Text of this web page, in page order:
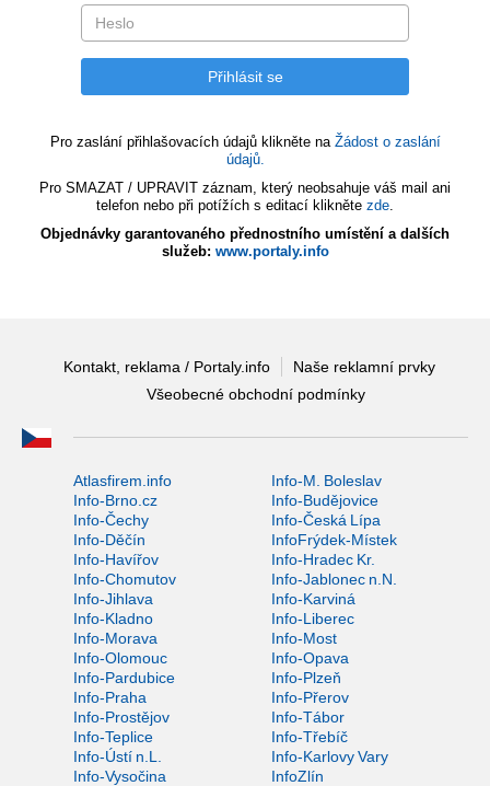
Pro zaslání přihlašovacích údajů klikněte na Žádost o zaslání
údajů.
Pro SMAZAT / UPRAVIT záznam, který neobsahuje váš mail ani
telefon nebo při potížích s editací klikněte zde.
Objednávky garantovaného přednostního umístění a dalších
služeb: www.portaly.info
Kontakt, reklama / Portaly.info
Naše reklamní prvky
Všeobecné obchodní podmínky
Atlasfirem.info
Info-M. Boleslav
Info-Brno.cz
Info-Budějovice
Info-Čechy
Info-Česká Lípa
Info-Děčín
InfoFrýdek-Místek
Info-Havířov
Info-Hradec Kr.
Info-Chomutov
Info-Jablonec n.N.
Info-Jihlava
Info-Karviná
Info-Kladno
Info-Liberec
Info-Morava
Info-Most
Info-Olomouc
Info-Opava
Info-Pardubice
Info-Plzeň
Info-Praha
Info-Přerov
Info-Prostějov
Info-Tábor
Info-Teplice
Info-Třebíč
Info-Ústí n.L.
Info-Karlovy Vary
Info-Vysočina
InfoZlín